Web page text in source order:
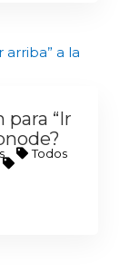
“Ir
Todos